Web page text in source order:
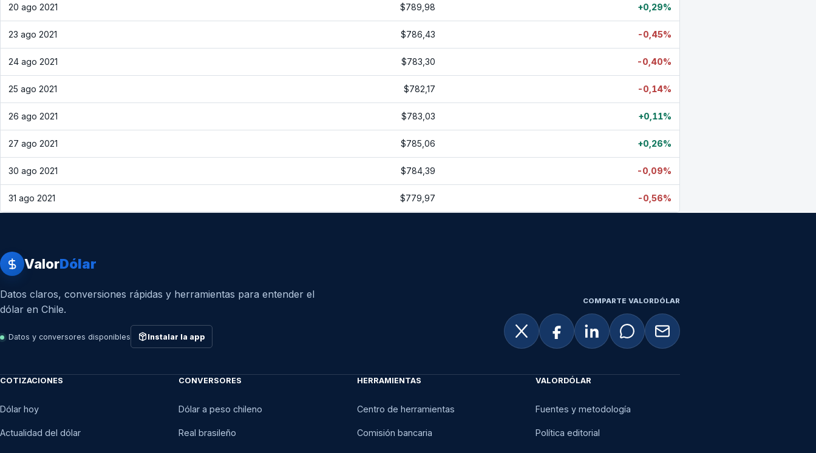
20 ago 2021 $789,98 +0,29%
23 ago 2021 $786,43 -0,45%
24 ago 2021 $783,30 -0,40%
25 ago 2021 $782,17 -0,14%
26 ago 2021 $783,03 +0,11%
27 ago 2021 $785,06 +0,26%
30 ago 2021 $784,39 -0,09%
31 ago 2021 $779,97 -0,56%
ValorDólar
Datos claros, conversiones rápidas y herramientas para entender el
dólar en Chile.
Datos y conversores disponibles Instalar la app
COMPARTE VALORDÓLAR
COTIZACIONES
Dólar hoy
Actualidad del dólar
CONVERSORES
Dólar a peso chileno
Real brasileño
HERRAMIENTAS
Centro de herramientas
Comisión bancaria
VALORDÓLAR
Fuentes y metodología
Política editorial